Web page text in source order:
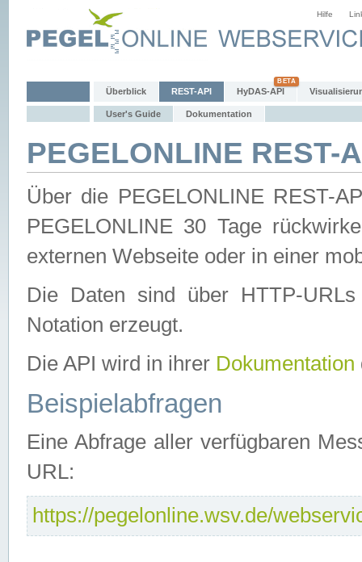
Hilfe
Überblick REST-API HyDAS-API
User's Guide Dokumentation
PEGELONLINE REST-
Über die PEGELONLINE REST-
PEGELONLINE 30 Tage
externen Webseite oder in einer
Die Daten sind über HTTP-
Notation erzeugt.
Die API wird in ihrer Dokumentation
Beispielabfragen
Eine Abfrage aller verfügbaren
URL:
https://pegelonline.wsv.de/